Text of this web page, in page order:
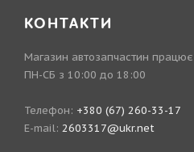
КОНТАКТИ
Магазин автозапчастин працює
ПН-СБ з 10:00 до 18:00
Телефон: +380 (67) 260-33-17
E-mail: 2603317@ukr.net